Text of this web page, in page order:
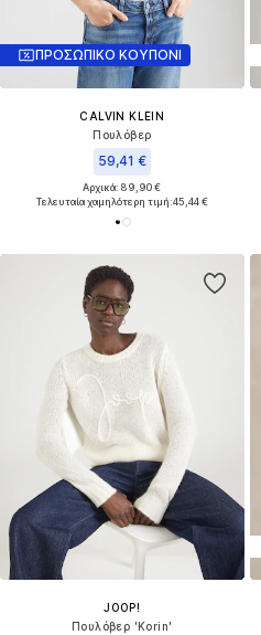
ΠΡΟΣΩΠΙΚΟ ΚΟΥΠΟΝΙ
CALVIN KLEIN
Πουλόβερ
59,41 €
Αρχικά: 89,90 €
Τελευταία χαμηλότερη τιμή:45,44 €
JOOP!
Πουλόβερ 'Korin'